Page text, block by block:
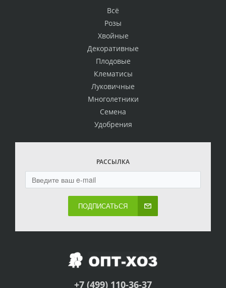
Всё
Розы
Хвойные
Декоративные
Плодовые
Клематисы
Луковичные
Многолетники
Семена
Удобрения
РАССЫЛКА
ПОДПИСАТЬСЯ
+7 (499) 110-36-37